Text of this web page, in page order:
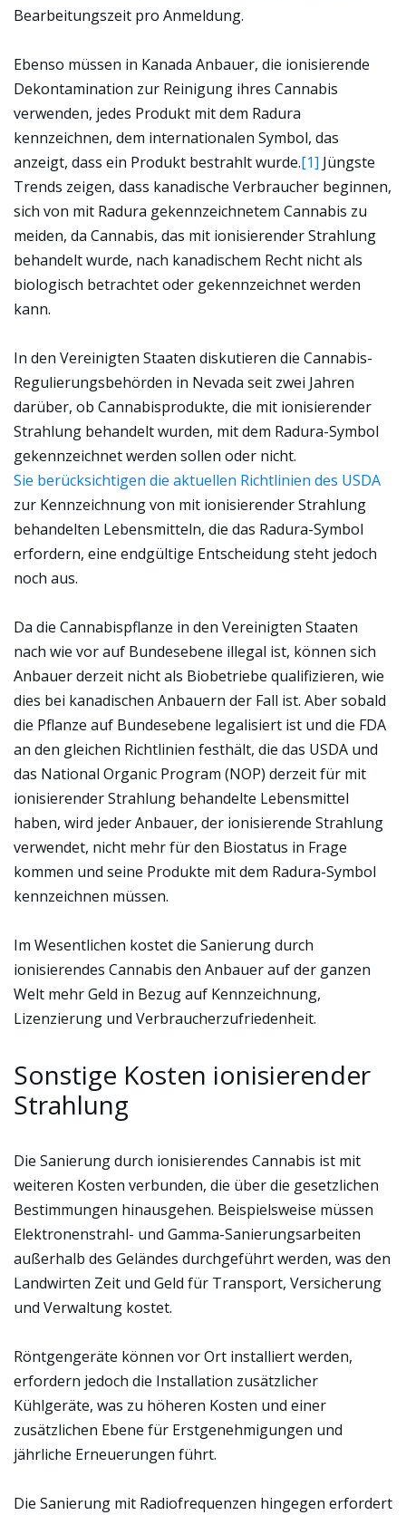
Bearbeitungszeit pro Anmeldung.
Ebenso müssen in Kanada Anbauer, die ionisierende
Dekontamination zur Reinigung ihres Cannabis
verwenden, jedes Produkt mit dem Radura
kennzeichnen, dem internationalen Symbol, das
anzeigt, dass ein Produkt bestrahlt wurde.[1] Jüngste
Trends zeigen, dass kanadische Verbraucher beginnen,
sich von mit Radura gekennzeichnetem Cannabis zu
meiden, da Cannabis, das mit ionisierender Strahlung
behandelt wurde, nach kanadischem Recht nicht als
biologisch betrachtet oder gekennzeichnet werden
kann.
In den Vereinigten Staaten diskutieren die Cannabis-
Regulierungsbehörden in Nevada seit zwei Jahren
darüber, ob Cannabisprodukte, die mit ionisierender
Strahlung behandelt wurden, mit dem Radura-Symbol
gekennzeichnet werden sollen oder nicht.
Sie berücksichtigen die aktuellen Richtlinien des USDA
zur Kennzeichnung von mit ionisierender Strahlung
behandelten Lebensmitteln, die das Radura-Symbol
erfordern, eine endgültige Entscheidung steht jedoch
noch aus.
Da die Cannabispflanze in den Vereinigten Staaten
nach wie vor auf Bundesebene illegal ist, können sich
Anbauer derzeit nicht als Biobetriebe qualifizieren, wie
dies bei kanadischen Anbauern der Fall ist. Aber sobald
die Pflanze auf Bundesebene legalisiert ist und die FDA
an den gleichen Richtlinien festhält, die das USDA und
das National Organic Program (NOP) derzeit für mit
ionisierender Strahlung behandelte Lebensmittel
haben, wird jeder Anbauer, der ionisierende Strahlung
verwendet, nicht mehr für den Biostatus in Frage
kommen und seine Produkte mit dem Radura-Symbol
kennzeichnen müssen.
Im Wesentlichen kostet die Sanierung durch
ionisierendes Cannabis den Anbauer auf der ganzen
Welt mehr Geld in Bezug auf Kennzeichnung,
Lizenzierung und Verbraucherzufriedenheit.
Sonstige Kosten ionisierender
Strahlung
Die Sanierung durch ionisierendes Cannabis ist mit
weiteren Kosten verbunden, die über die gesetzlichen
Bestimmungen hinausgehen. Beispielsweise müssen
Elektronenstrahl- und Gamma-Sanierungsarbeiten
außerhalb des Geländes durchgeführt werden, was den
Landwirten Zeit und Geld für Transport, Versicherung
und Verwaltung kostet.
Röntgengeräte können vor Ort installiert werden,
erfordern jedoch die Installation zusätzlicher
Kühlgeräte, was zu höheren Kosten und einer
zusätzlichen Ebene für Erstgenehmigungen und
jährliche Erneuerungen führt.
Die Sanierung mit Radiofrequenzen hingegen erfordert